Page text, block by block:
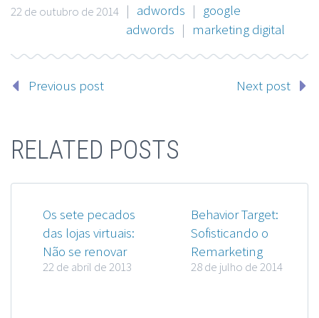
22 de outubro de 2014 | adwords | google
adwords | marketing digital
Previous post Next post
RELATED POSTS
Os sete pecados
das lojas virtuais:
Não se renovar
22 de abril de 2013
Behavior Target:
Sofisticando o
Remarketing
28 de julho de 2014